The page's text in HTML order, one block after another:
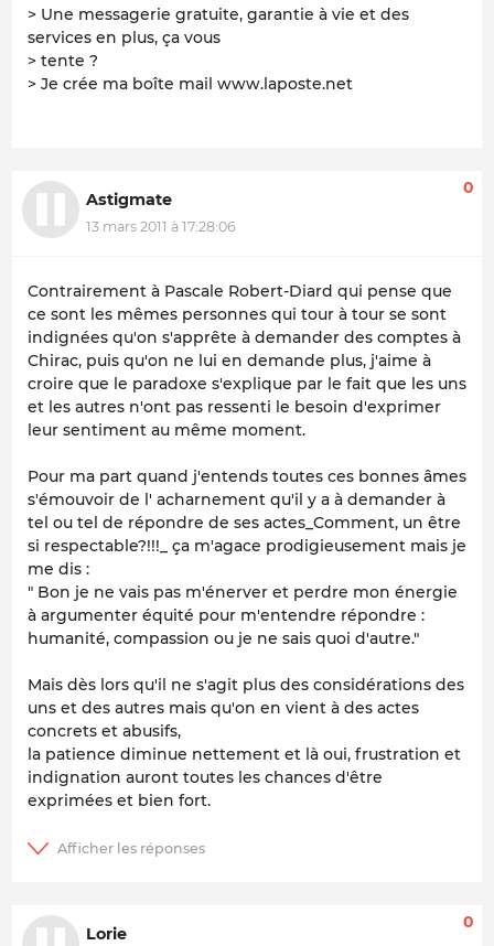
> Une messagerie gratuite, garantie à vie et des
services en plus, ça vous
> tente ?
> Je crée ma boîte mail www.laposte.net
Astigmate
13 mars 2011 à 17:28:06
0
Contrairement à Pascale Robert-Diard qui pense que
ce sont les mêmes personnes qui tour à tour se sont
indignées qu'on s'apprête à demander des comptes à
Chirac, puis qu'on ne lui en demande plus, j'aime à
croire que le paradoxe s'explique par le fait que les uns
et les autres n'ont pas ressenti le besoin d'exprimer
leur sentiment au même moment.
Pour ma part quand j'entends toutes ces bonnes âmes
s'émouvoir de l' acharnement qu'il y a à demander à
tel ou tel de répondre de ses actes_Comment, un être
si respectable?!!!_ ça m'agace prodigieusement mais je
me dis :
" Bon je ne vais pas m'énerver et perdre mon énergie
à argumenter équité pour m'entendre répondre :
humanité, compassion ou je ne sais quoi d'autre."
Mais dès lors qu'il ne s'agit plus des considérations des
uns et des autres mais qu'on en vient à des actes
concrets et abusifs,
la patience diminue nettement et là oui, frustration et
indignation auront toutes les chances d'être
exprimées et bien fort.
Lorie
0